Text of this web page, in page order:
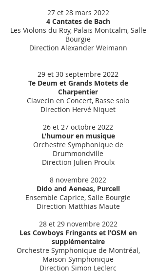
27 et 28 mars 2022
4 Cantates de Bach
Les Violons du Roy, Palais Montcalm, Salle
Bourgie
Direction Alexander Weimann
29 et 30 septembre 2022
Te Deum et Grands Motets de
Charpentier
Clavecin en Concert, Basse solo
Direction Hervé Niquet
26 et 27 octobre 2022
L’humour en musique
Orchestre Symphonique de
Drummondville
Direction Julien Proulx
8 novembre 2022
Dido and Aeneas, Purcell
Ensemble Caprice, Salle Bourgie
Direction Matthias Maute
28 et 29 novembre 2022
Les Cowboys Fringants et l’OSM en
supplémentaire
Orchestre Symphonique de Montréal,
Maison Symphonique
Direction Simon Leclerc